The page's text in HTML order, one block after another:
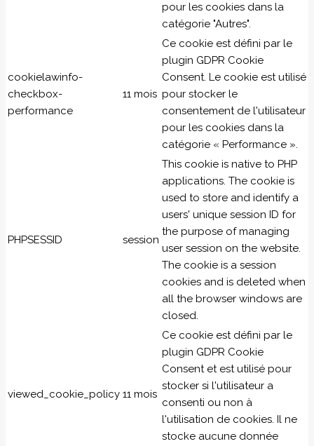
pour les cookies dans la
catégorie "Autres".
cookielawinfo-
checkbox-
performance
11 mois
Ce cookie est défini par le
plugin GDPR Cookie
Consent. Le cookie est utilisé
pour stocker le
consentement de l'utilisateur
pour les cookies dans la
catégorie « Performance ».
PHPSESSID session
This cookie is native to PHP
applications. The cookie is
used to store and identify a
users' unique session ID for
the purpose of managing
user session on the website.
The cookie is a session
cookies and is deleted when
all the browser windows are
closed.
viewed_cookie_policy 11 mois
Ce cookie est défini par le
plugin GDPR Cookie
Consent et est utilisé pour
stocker si l'utilisateur a
consenti ou non à
l'utilisation de cookies. Il ne
stocke aucune donnée